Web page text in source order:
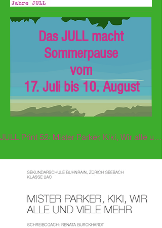
Das JULL macht
Sommerpause
vom
17. Juli bis 10. August
JULL Print 52: Mister Parker, Kiki, Wir alle und viele mehr